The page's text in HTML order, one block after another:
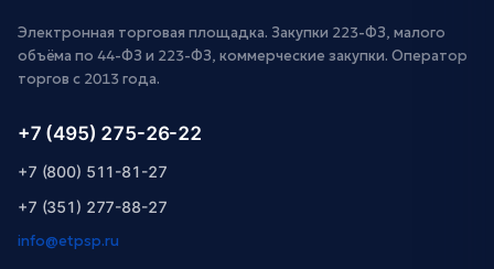
Электронная торговая площадка. Закупки 223-ФЗ, малого
объёма по 44-ФЗ и 223-ФЗ, коммерческие закупки. Оператор
торгов с 2013 года.
+7 (495) 275-26-22
+7 (800) 511-81-27
+7 (351) 277-88-27
info@etpsp.ru